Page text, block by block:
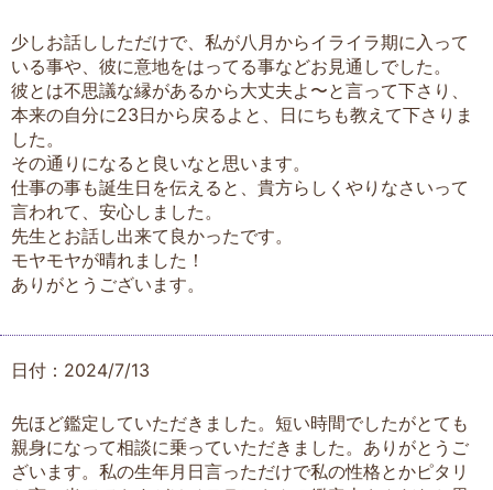
少しお話ししただけで、私が八月からイライラ期に入って
いる事や、彼に意地をはってる事などお見通しでした。
彼とは不思議な縁があるから大丈夫よ〜と言って下さり、
本来の自分に23日から戻るよと、日にちも教えて下さりま
した。
その通りになると良いなと思います。
仕事の事も誕生日を伝えると、貴方らしくやりなさいって
言われて、安心しました。
先生とお話し出来て良かったです。
モヤモヤが晴れました！
ありがとうございます。
日付：2024/7/13
先ほど鑑定していただきました。短い時間でしたがとても
親身になって相談に乗っていただきました。ありがとうご
ざいます。私の生年月日言っただけで私の性格とかピタリ